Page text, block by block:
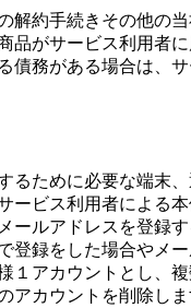
約手続きその他の
品がサービス利用者
務がある場合は、
ために必要な端末
ービス利用者による
ルアドレスを登録
登録をした場合やメ
アカウントとし、
アカウントを削除し